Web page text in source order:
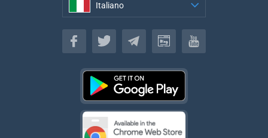
Italiano
Italiano